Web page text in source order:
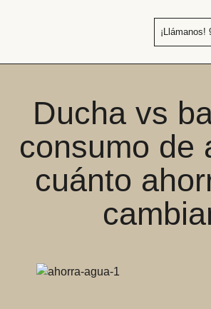
por
¡Llámanos!
Ducha vs
consumo de
cuánto